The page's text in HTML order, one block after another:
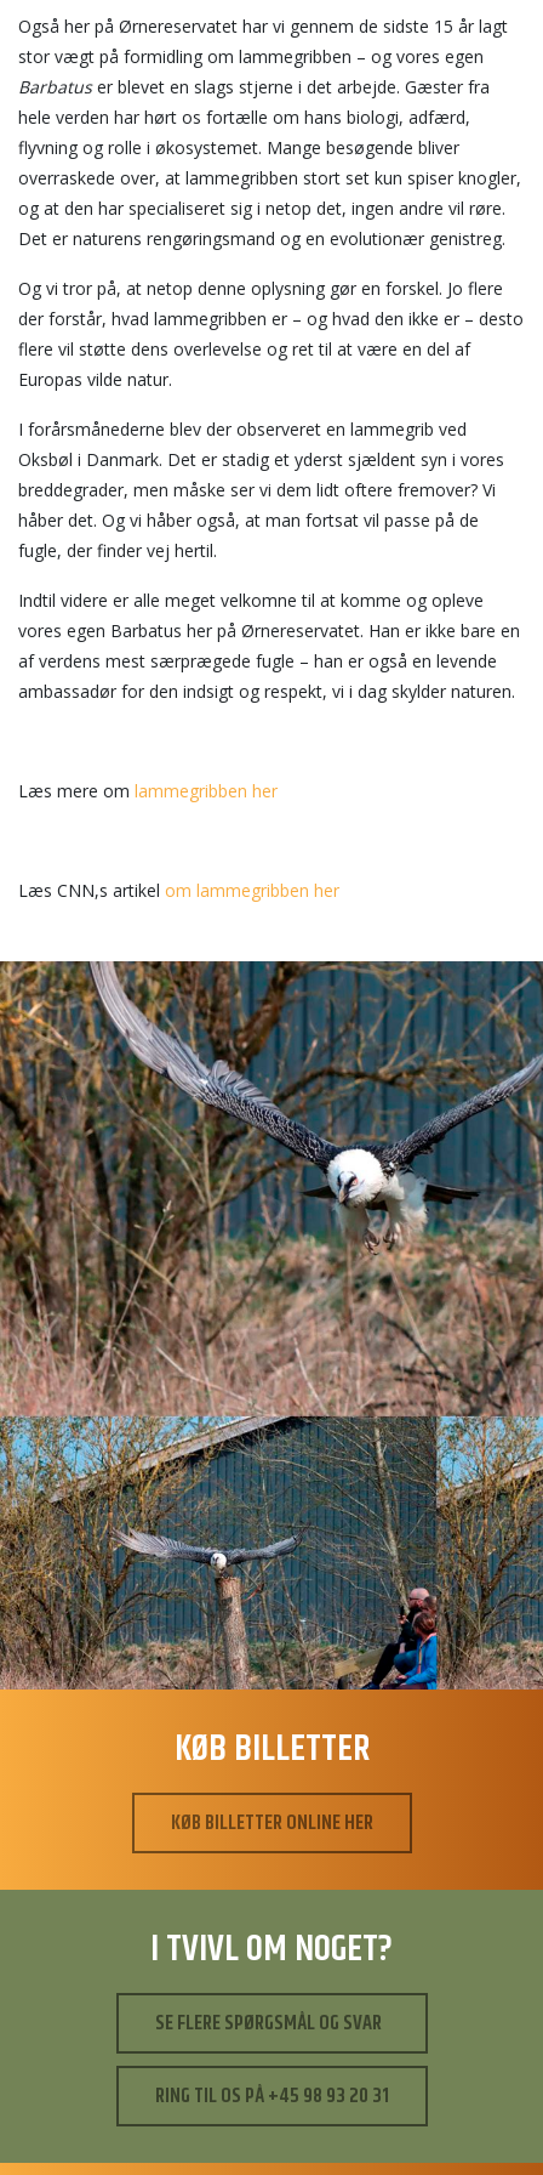
Også her på Ørnereservatet har vi gennem de sidste 15 år lagt
stor vægt på formidling om lammegribben – og vores egen
Barbatuser blevet en slags stjerne i det arbejde. Gæster fra
hele verden har hørt os fortælle om hans biologi, adfærd,
flyvning og rolle i økosystemet. Mange besøgende bliver
overraskede over, at lammegribben stort set kun spiser knogler,
og at den har specialiseret sig i netop det, ingen andre vil røre.
Det er naturens rengøringsmand og en evolutionær genistreg.
Og vi tror på, at netop denne oplysning gør en forskel. Jo flere
der forstår, hvad lammegribben er – og hvad den ikke er – desto
flere vil støtte dens overlevelse og ret til at være en del af
Europas vilde natur.
I forårsmånederne blev der observeret en lammegrib ved
Oksbøl i Danmark. Det er stadig et yderst sjældent syn i vores
breddegrader, men måske ser vi dem lidt oftere fremover? Vi
håber det. Og vi håber også, at man fortsat vil passe på de
fugle, der finder vej hertil.
Indtil videre er alle meget velkomne til at komme og opleve
vores egen Barbatus her på Ørnereservatet. Han er ikke bare en
af verdens mest særprægede fugle – han er også en levende
ambassadør for den indsigt og respekt, vi i dag skylder naturen.
Læs mere om lammegribben her
Læs CNN,s artikel om lammegribben her
KØB BILLETTER
KØB BILLETTER ONLINE HER
I TVIVL OM NOGET?
SE FLERE SPØRGSMÅL OG SVAR
RING TIL OS PÅ +45 98 93 20 31